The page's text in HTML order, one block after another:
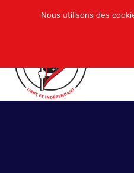
Nous utilisons des